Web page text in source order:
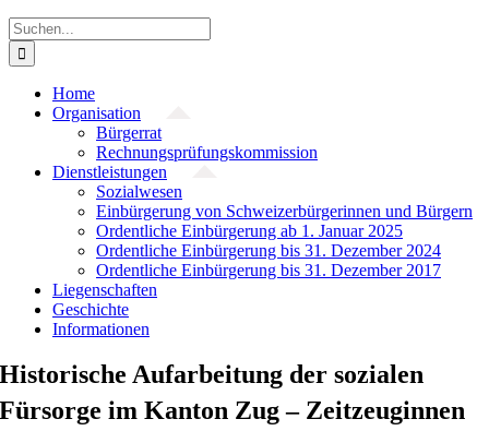
Suche
nach:
Home
Organisation
Bürgerrat
Rechnungsprüfungskommission
Dienstleistungen
Sozialwesen
Einbürgerung von Schweizerbürgerinnen und Bürgern
Ordentliche Einbürgerung ab 1. Januar 2025
Ordentliche Einbürgerung bis 31. Dezember 2024
Ordentliche Einbürgerung bis 31. Dezember 2017
Liegenschaften
Geschichte
Informationen
Historische Aufarbeitung der sozialen
Fürsorge im Kanton Zug – Zeitzeuginnen